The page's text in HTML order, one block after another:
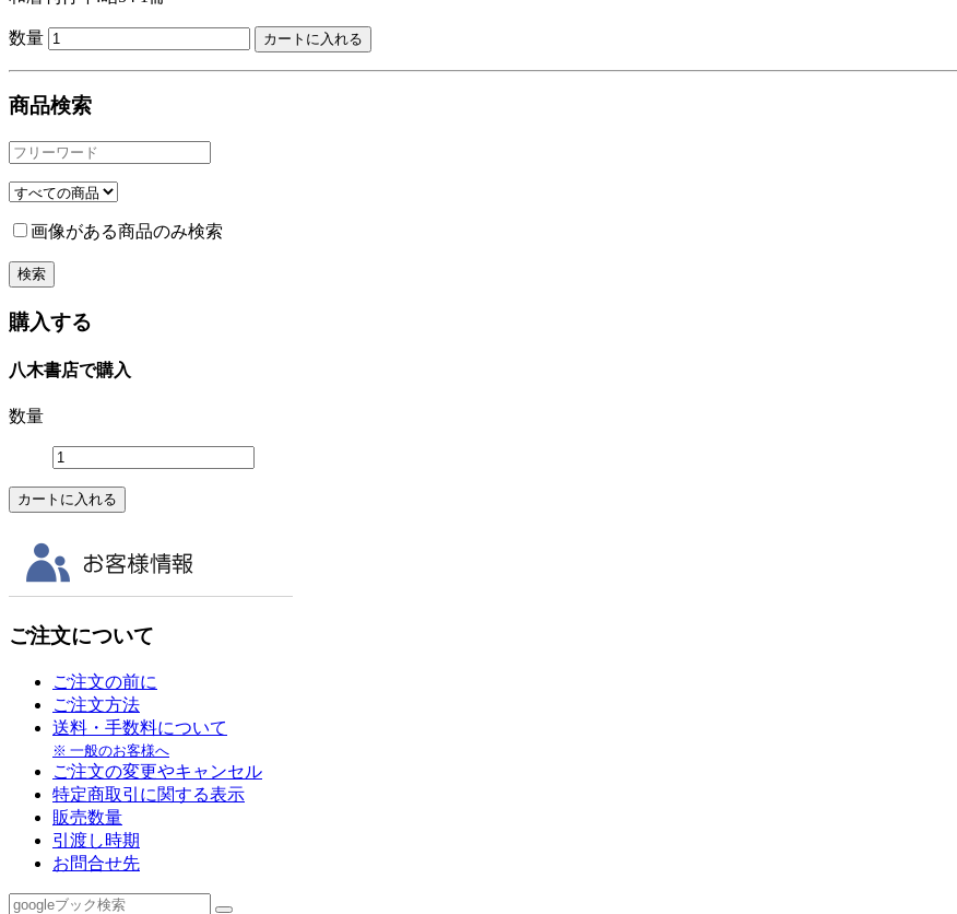
数量
商品検索
画像がある商品のみ検索
購入する
八木書店で購入
数量
ご注文について
ご注文の前に
ご注文方法
送料・手数料について
※ 一般のお客様へ
ご注文の変更やキャンセル
特定商取引に関する表示
販売数量
引渡し時期
お問合せ先